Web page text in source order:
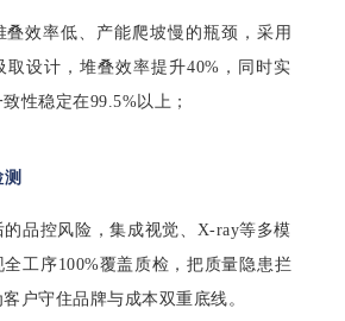
叠效率低、产能爬坡慢的瓶颈，采用
取设计，堆叠效率提升40%，同时实
性稳定在99.5%以上；
品控风险，集成视觉、X-ray等多模
工序100%覆盖质检，把质量隐患拦
户守住品牌与成本双重底线。